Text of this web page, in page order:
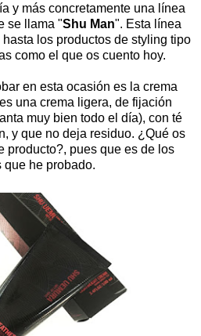
y más concretamente una línea
se llama "Shu Man". Esta línea
los productos de styling tipo
como el que os cuento hoy.
en esta ocasión es la crema
una crema ligera, de fijación
muy bien todo el día), con té
y que no deja residuo. ¿Qué os
producto?, pues que es de los
que he probado.